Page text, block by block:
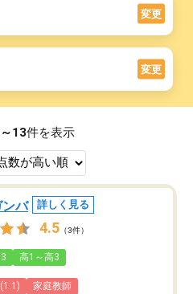
変更
変更
13件を表示
バ 詳しく見る
4.5 （3件）
高1～高3
家庭教師